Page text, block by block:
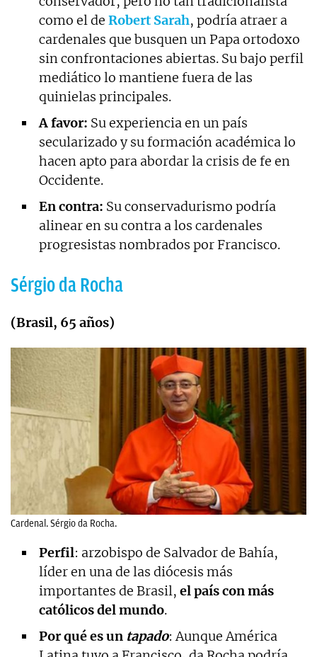
como el de Robert Sarah, podría atraer a
cardenales que busquen un Papa ortodoxo
sin confrontaciones abiertas. Su bajo perfil
mediático lo mantiene fuera de las
quinielas principales.
A favor: Su experiencia en un país
secularizado y su formación académica lo
hacen apto para abordar la crisis de fe en
Occidente.
En contra: Su conservadurismo podría
alinear en su contra a los cardenales
progresistas nombrados por Francisco.
Sérgio da Rocha
(Brasil, 65 años)
Cardenal. Sérgio da Rocha.
Perfil: arzobispo de Salvador de Bahía,
líder en una de las diócesis más
importantes de Brasil, el país con más
católicos del mundo.
Por qué es un tapado: Aunque América